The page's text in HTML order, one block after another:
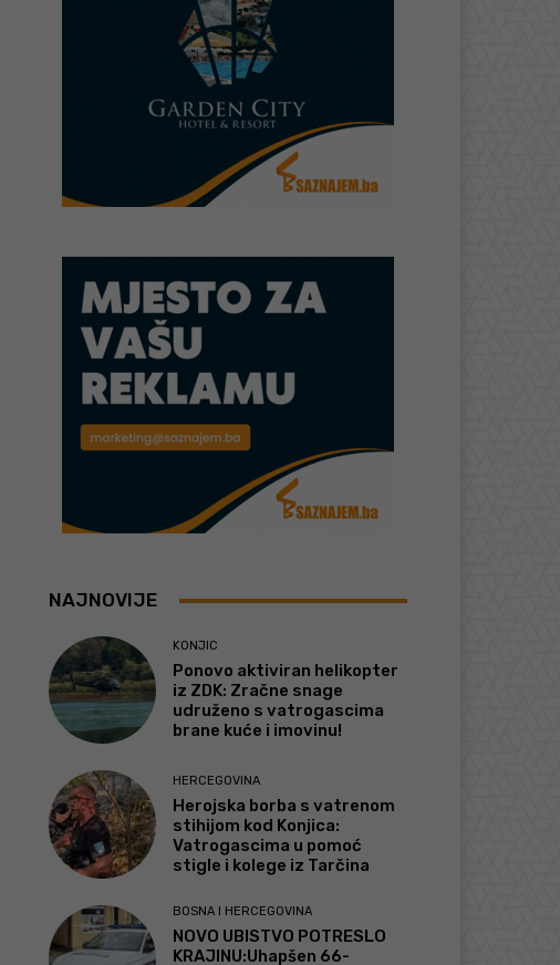
NAJNOVIJE
KONJIC
Ponovo aktiviran helikopter
iz ZDK: Zračne snage
udruženo s vatrogascima
brane kuće i imovinu!
HERCEGOVINA
Herojska borba s vatrenom
stihijom kod Konjica:
Vatrogascima u pomoć
stigle i kolege iz Tarčina
BOSNA I HERCEGOVINA
NOVO UBISTVO POTRESLO
KRAJINU:Uhapšen 66-